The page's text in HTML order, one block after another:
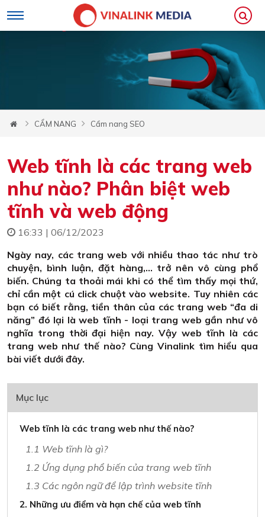
CẨM NANG Cẩm nang SEO
Web tĩnh là các trang web
như nào? Phân biệt web
tĩnh và web động
16:33 | 06/12/2023
Ngày nay, các trang web với nhiều thao tác như trò
chuyện, bình luận, đặt hàng,... trở nên vô cùng phổ
biến. Chúng ta thoải mái khi có thể tìm thấy mọi thứ,
chỉ cần một cú click chuột vào website. Tuy nhiên các
bạn có biết rằng, tiền thân của các trang web “đa di
năng” đó lại là web tĩnh - loại trang web gần như vô
nghĩa trong thời đại hiện nay. Vậy web tĩnh là các
trang web như thế nào? Cùng Vinalink tìm hiểu qua
bài viết dưới đây.
Mục lục
Web tĩnh là các trang web như thế nào?
1.1 Web tĩnh là gì?
1.2 Ứng dụng phổ biến của trang web tĩnh
1.3 Các ngôn ngữ để lập trình website tĩnh
2. Những ưu điểm và hạn chế của web tĩnh